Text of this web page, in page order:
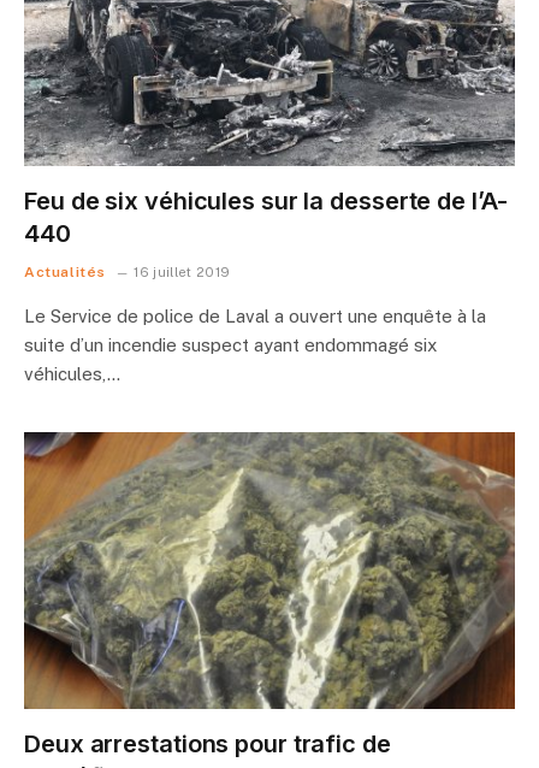
Feu de six véhicules sur la desserte de l’A-
440
Actualités 16 juillet 2019
Le Service de police de Laval a ouvert une enquête à la
suite d’un incendie suspect ayant endommagé six
véhicules,…
Deux arrestations pour trafic de